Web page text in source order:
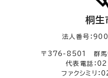
桐生
法人番号：
〒376-8501 群馬
代表電話：
ファクシミリ